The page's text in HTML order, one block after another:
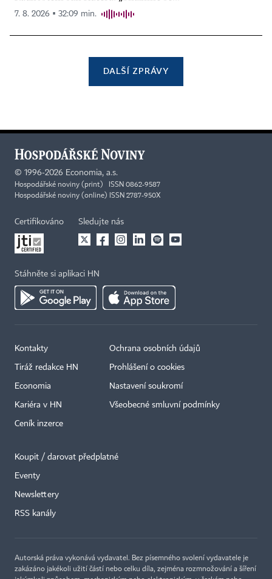
7. 8. 2026 ▪ 32:09 min.
DALŠÍ ZPRÁVY
© 1996-2026 Economia, a.s.
Hospodářské noviny (print) ISSN 0862-9587
Hospodářské noviny (online) ISSN 2787-950X
Certifikováno Sledujte nás
Stáhněte si aplikaci HN
Kontakty
Tiráž redakce HN
Economia
Kariéra v HN
Ceník inzerce
Ochrana osobních údajů
Prohlášení o cookies
Nastavení soukromí
Všeobecné smluvní podmínky
Koupit / darovat předplatné
Eventy
Newslettery
RSS kanály
Autorská práva vykonává vydavatel. Bez písemného svolení vydavatele je
zakázáno jakékoli užití částí nebo celku díla, zejména rozmnožování a šíření